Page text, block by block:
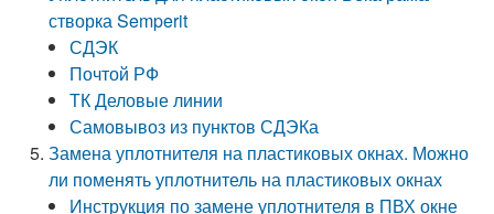
створка Semperit
СДЭК
Почтой РФ
ТК Деловые линии
Самовывоз из пунктов СДЭКа
Замена уплотнителя на пластиковых окнах. Можно
ли поменять уплотнитель на пластиковых окнах
Инструкция по замене уплотнителя в ПВХ окне